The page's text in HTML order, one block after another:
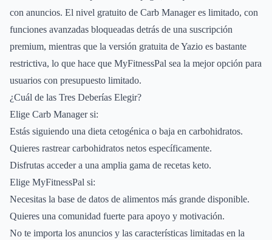
con anuncios. El nivel gratuito de Carb Manager es limitado, con
funciones avanzadas bloqueadas detrás de una suscripción
premium, mientras que la versión gratuita de Yazio es bastante
restrictiva, lo que hace que MyFitnessPal sea la mejor opción para
usuarios con presupuesto limitado.
¿Cuál de las Tres Deberías Elegir?
Elige Carb Manager si:
Estás siguiendo una dieta cetogénica o baja en carbohidratos.
Quieres rastrear carbohidratos netos específicamente.
Disfrutas acceder a una amplia gama de recetas keto.
Elige MyFitnessPal si:
Necesitas la base de datos de alimentos más grande disponible.
Quieres una comunidad fuerte para apoyo y motivación.
No te importa los anuncios y las características limitadas en la